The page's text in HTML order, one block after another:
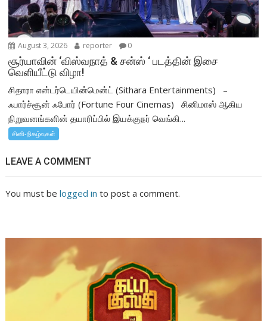
August 3, 2026 reporter 0
சூர்யாவின் ‘விஸ்வநாத் & சன்ஸ் ‘ படத்தின் இசை
வெளியீட்டு விழா!
சிதாரா என்டர்டெயின்மென்ட் (Sithara Entertainments) –
ஃபார்ச்சூன் ஃபோர் (Fortune Four Cinemas) சினிமாஸ் ஆகிய
நிறுவனங்களின் தயாரிப்பில் இயக்குநர் வெங்கி...
சினி-நிகழ்வுகள்
LEAVE A COMMENT
You must belogged in to post a comment.